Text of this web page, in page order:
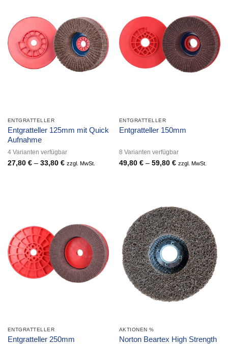
ENTGRATTELLER
Entgratteller 125mm mit Quick
Aufnahme
4 Varianten verfügbar
27,80 € – 33,80 €Preisspanne:
zzgl. MwSt.
ENTGRATTELLER
Entgratteller 150mm
8 Varianten verfügbar
49,80 € – 59,80 €Preisspanne:
zzgl. MwSt.
ENTGRATTELLER
Entgratteller 250mm
AKTIONEN %
Norton Beartex High Strength